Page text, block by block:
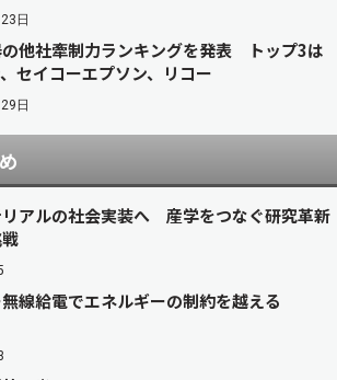
日
他社牽制力ランキングを発表 トップ3は
セイコーエプソン、リコー
日
リアルの社会実装へ 産学をつなぐ研究革新
線給電でエネルギーの制約を越える